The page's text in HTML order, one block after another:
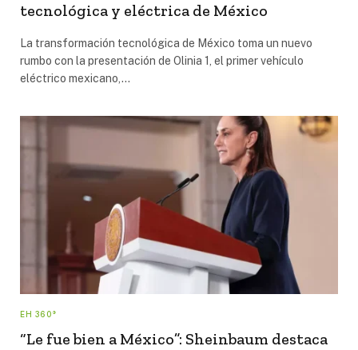
tecnológica y eléctrica de México
La transformación tecnológica de México toma un nuevo
rumbo con la presentación de Olinia 1, el primer vehículo
eléctrico mexicano,…
EH 360°
“Le fue bien a México”: Sheinbaum destaca